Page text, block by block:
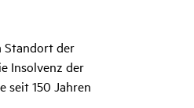
Standort der
Insolvenz der
seit 150 Jahren